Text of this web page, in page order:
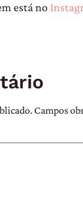
está no
Campos